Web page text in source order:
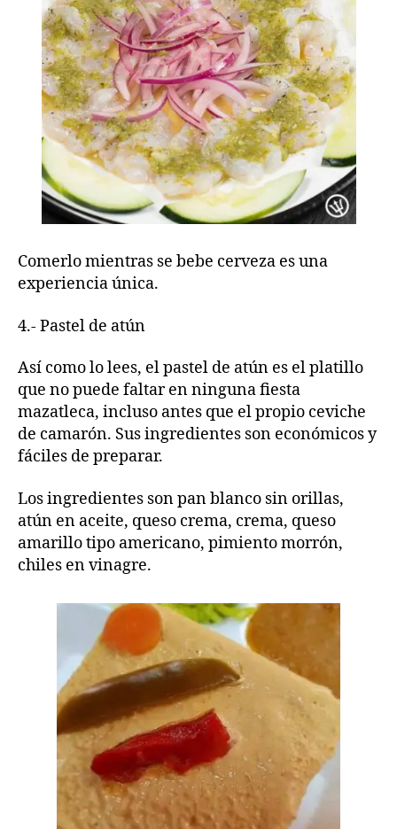
Comerlo mientras se bebe cerveza es una
experiencia única.
4.- Pastel de atún
Así como lo lees, el pastel de atún es el platillo
que no puede faltar en ninguna fiesta
mazatleca, incluso antes que el propio ceviche
de camarón. Sus ingredientes son económicos y
fáciles de preparar.
Los ingredientes son pan blanco sin orillas,
atún en aceite, queso crema, crema, queso
amarillo tipo americano, pimiento morrón,
chiles en vinagre.